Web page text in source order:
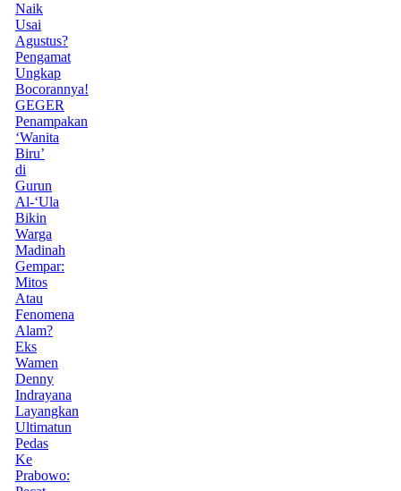
Naik
Usai
Agustus?
Pengamat
Ungkap
Bocorannya!
GEGER
Penampakan
‘Wanita
Biru’
di
Gurun
Al-‘Ula
Bikin
Warga
Madinah
Gempar:
Mitos
Atau
Fenomena
Alam?
Eks
Wamen
Denny
Indrayana
Layangkan
Ultimatun
Pedas
Ke
Prabowo: